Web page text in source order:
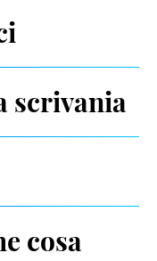
scrivania
cosa